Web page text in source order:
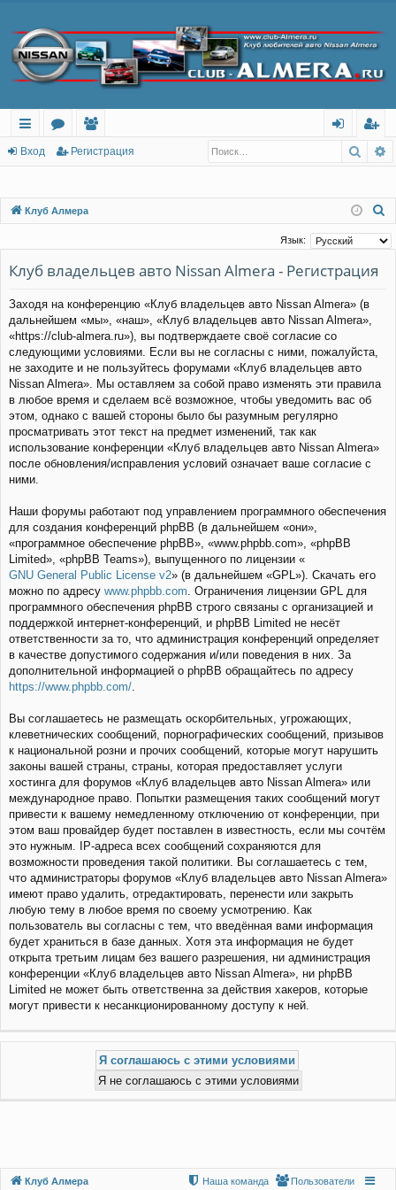
с
лк
о
м
ол
ов
ег
тр
ац
Вход Регистрация
Клуб Алмера
и
Язык:
Клуб владельцев авто Nissan Almera - Регистрация
Заходя на конференцию «Клуб владельцев авто Nissan Almera» (в
дальнейшем «мы», «наш», «Клуб владельцев авто Nissan Almera»,
«https://club-almera.ru»), вы подтверждаете своё согласие со
следующими условиями. Если вы не согласны с ними, пожалуйста,
не заходите и не пользуйтесь форумами «Клуб владельцев авто
Nissan Almera». Мы оставляем за собой право изменять эти правила
в любое время и сделаем всё возможное, чтобы уведомить вас об
этом, однако с вашей стороны было бы разумным регулярно
просматривать этот текст на предмет изменений, так как
использование конференции «Клуб владельцев авто Nissan Almera»
после обновления/исправления условий означает ваше согласие с
ними.
Наши форумы работают под управлением программного обеспечения
для создания конференций phpBB (в дальнейшем «они»,
«программное обеспечение phpBB», «www.phpbb.com», «phpBB
Limited», «phpBB Teams»), выпущенного по лицензии «
GNU General Public License v2» (в дальнейшем «GPL»). Скачать его
можно по адресу www.phpbb.com. Ограничения лицензии GPL для
программного обеспечения phpBB строго связаны с организацией и
поддержкой интернет-конференций, и phpBB Limited не несёт
ответственности за то, что администрация конференций определяет
в качестве допустимого содержания и/или поведения в них. За
дополнительной информацией о phpBB обращайтесь по адресу
https://www.phpbb.com/.
Вы соглашаетесь не размещать оскорбительных, угрожающих,
клеветнических сообщений, порнографических сообщений, призывов
к национальной розни и прочих сообщений, которые могут нарушить
законы вашей страны, страны, которая предоставляет услуги
хостинга для форумов «Клуб владельцев авто Nissan Almera» или
международное право. Попытки размещения таких сообщений могут
привести к вашему немедленному отключению от конференции, при
этом ваш провайдер будет поставлен в известность, если мы сочтём
это нужным. IP-адреса всех сообщений сохраняются для
возможности проведения такой политики. Вы соглашаетесь с тем,
что администраторы форумов «Клуб владельцев авто Nissan Almera»
имеют право удалить, отредактировать, перенести или закрыть
любую тему в любое время по своему усмотрению. Как
пользователь вы согласны с тем, что введённая вами информация
будет храниться в базе данных. Хотя эта информация не будет
открыта третьим лицам без вашего разрешения, ни администрация
конференции «Клуб владельцев авто Nissan Almera», ни phpBB
Limited не может быть ответственна за действия хакеров, которые
могут привести к несанкционированному доступу к ней.
Клуб Алмера Пользователи
Наша команда